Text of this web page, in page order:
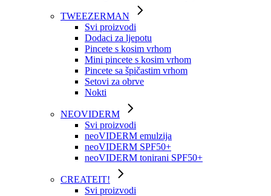
TWEEZERMAN
Svi proizvodi
Dodaci za ljepotu
Pincete s kosim vrhom
Mini pincete s kosim vrhom
Pincete sa špičastim vrhom
Setovi za obrve
Nokti
NEOVIDERM
Svi proizvodi
neoVIDERM emulzija
neoVIDERM SPF50+
neoVIDERM tonirani SPF50+
CREATEIT!
Svi proizvodi